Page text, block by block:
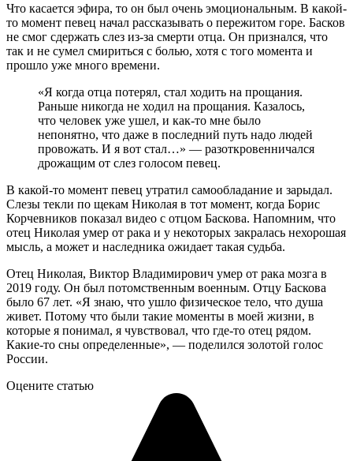
Что касается эфира, то он был очень эмоциональным. В какой-
то момент певец начал рассказывать о пережитом горе. Басков
не смог сдержать слез из-за смерти отца. Он признался, что
так и не сумел смириться с болью, хотя с того момента и
прошло уже много времени.
«Я когда отца потерял, стал ходить на прощания.
Раньше никогда не ходил на прощания. Казалось,
что человек уже ушел, и как-то мне было
непонятно, что даже в последний путь надо людей
провожать. И я вот стал…» — разоткровенничался
дрожащим от слез голосом певец.
В какой-то момент певец утратил самообладание и зарыдал.
Слезы текли по щекам Николая в тот момент, когда Борис
Корчевников показал видео с отцом Баскова. Напомним, что
отец Николая умер от рака и у некоторых закралась нехорошая
мысль, а может и наследника ожидает такая судьба.
Отец Николая, Виктор Владимирович умер от рака мозга в
2019 году. Он был потомственным военным. Отцу Баскова
было 67 лет. «Я знаю, что ушло физическое тело, что душа
живет. Потому что были такие моменты в моей жизни, в
которые я понимал, я чувствовал, что где-то отец рядом.
Какие-то сны определенные», — поделился золотой голос
России.
Оцените статью